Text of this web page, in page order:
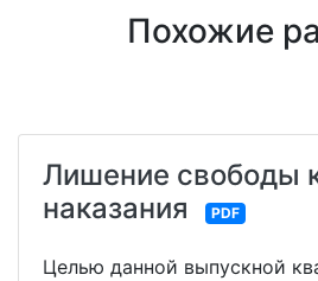
Похожие
Лишение свободы
наказания
PDF
Целью данной выпускной